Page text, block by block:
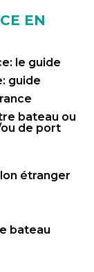
EN
le guide
guide
bateau ou
de port
étranger
bateau